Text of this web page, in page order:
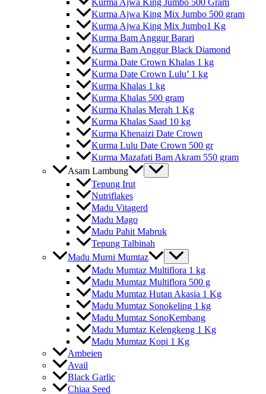
Kurma Ajwa King Jumbo 500 Gram
Kurma Ajwa King Mix Jumbo 500 gram
Kurma Ajwa King Mix Jumbo1 Kg
Kurma Bam Anggur Barari
Kurma Bam Anggur Black Diamond
Kurma Date Crown Khalas 1 kg
Kurma Date Crown Lulu’ 1 kg
Kurma Khalas 1 kg
Kurma Khalas 500 gram
Kurma Khalas Merah 1 Kg
Kurma Khalas Saad 10 kg
Kurma Khenaizi Date Crown
Kurma Lulu Date Crown 500 gr
Kurma Mazafati Bam Akram 550 gram
Asam Lambung
Tepung Irut
Nutriflakes
Madu Vitagerd
Madu Mago
Madu Pahit Mabruk
Tepung Talbinah
Madu Murni Mumtaz
Madu Mumtaz Multiflora 1 kg
Madu Mumtaz Multiflora 500 g
Madu Mumtaz Hutan Akasia 1 Kg
Madu Mumtaz Sonokeling 1 kg
Madu Mumtaz SonoKembang
Madu Mumtaz Kelengkeng 1 Kg
Madu Mumtaz Kopi 1 Kg
Ambeien
Avail
Black Garlic
Chiaa Seed